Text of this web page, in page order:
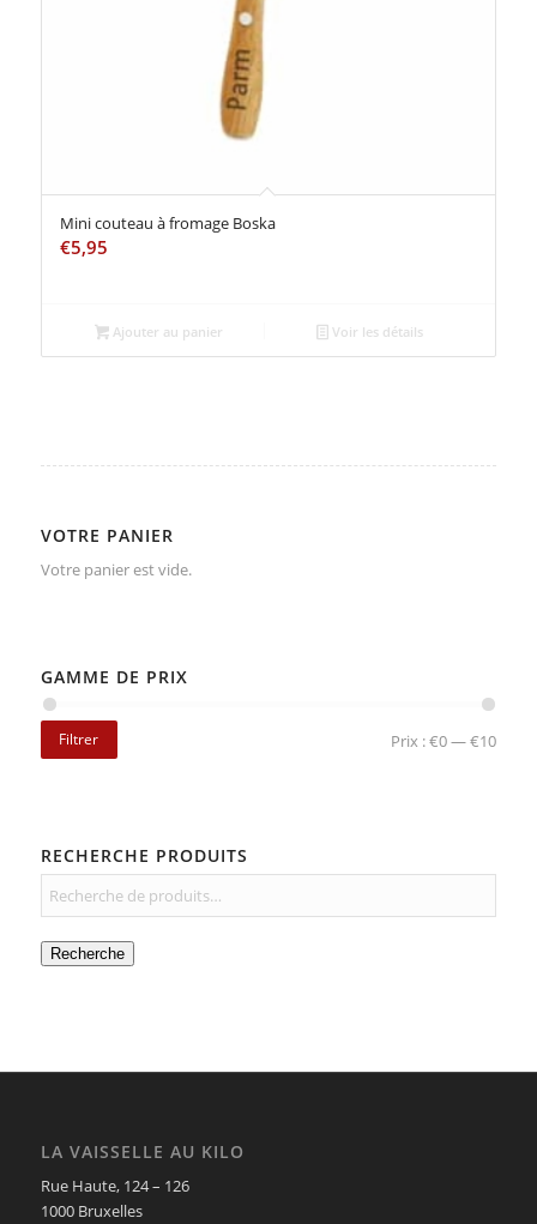
Mini couteau à fromage Boska
€5,95
Ajouter au panier Voir les détails
VOTRE PANIER
Votre panier est vide.
GAMME DE PRIX
Filtrer Prix :€0—€10
RECHERCHE PRODUITS
Recherche
LA VAISSELLE AU KILO
Rue Haute, 124 – 126
1000 Bruxelles